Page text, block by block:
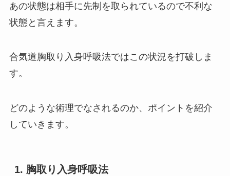
あの状態は相手に先制を取られているので不利な
状態と言えます。
合気道胸取り入身呼吸法ではこの状況を打破しま
す。
どのような術理でなされるのか、ポイントを紹介
していきます。
1. 胸取り入身呼吸法